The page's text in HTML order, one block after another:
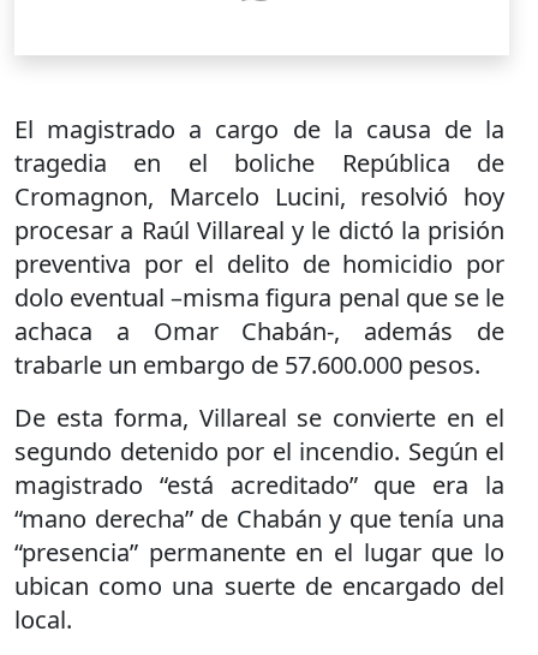
El magistrado a cargo de la causa de la
tragedia en el boliche República de
Cromagnon, Marcelo Lucini, resolvió hoy
procesar a Raúl Villareal y le dictó la prisión
preventiva por el delito de homicidio por
dolo eventual –misma figura penal que se le
achaca a Omar Chabán-, además de
trabarle un embargo de 57.600.000 pesos.
De esta forma, Villareal se convierte en el
segundo detenido por el incendio. Según el
magistrado “está acreditado” que era la
“mano derecha” de Chabán y que tenía una
“presencia” permanente en el lugar que lo
ubican como una suerte de encargado del
local.